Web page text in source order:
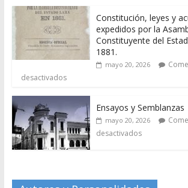
Constitución, leyes y
expedidos por la
Constituyente del
1881.
mayo 20, 2026
desactivados
Ensayos y Semblanzas
mayo 20, 2026
desactivados